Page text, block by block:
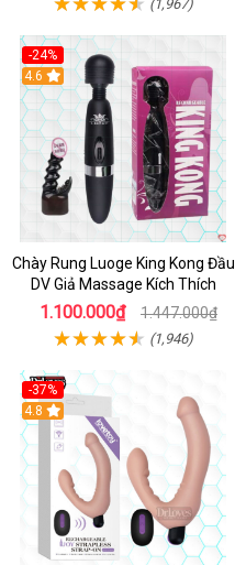
-24%
4.6
Chày Rung Luoge King Kong Đầu
DV Giả Massage Kích Thích
1.100.000₫ 1.447.000₫
(1,946)
-37%
Hot
4.8